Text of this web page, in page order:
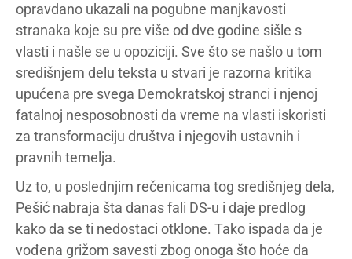
opravdano ukazali na pogubne manjkavosti
stranaka koje su pre više od dve godine sišle s
vlasti i našle se u opoziciji. Sve što se našlo u tom
središnjem delu teksta u stvari je razorna kritika
upućena pre svega Demokratskoj stranci i njenoj
fatalnoj nesposobnosti da vreme na vlasti iskoristi
za transformaciju društva i njegovih ustavnih i
pravnih temelja.
Uz to, u poslednjim rečenicama tog središnjeg dela,
Pešić nabraja šta danas fali DS-u i daje predlog
kako da se ti nedostaci otklone. Tako ispada da je
vođena grižom savesti zbog onoga što hoće da